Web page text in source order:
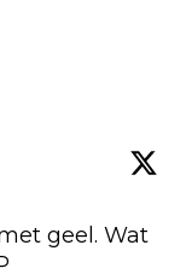
geel. Wat